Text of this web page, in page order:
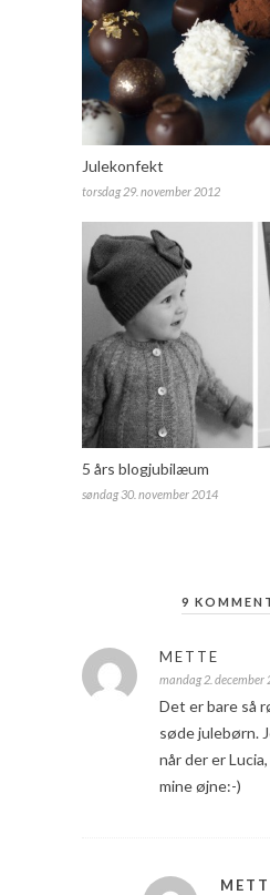
Julekonfekt
torsdag 29. november 2012
5 års blogjubilæum
søndag 30. november 2014
9
METTE
mandag 2. december
Det er bare så
søde julebørn.
når der er
mine øjne:-)